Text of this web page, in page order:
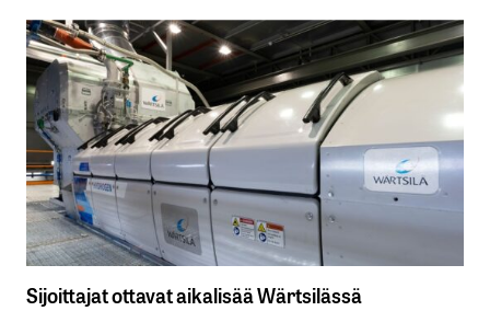
Sijoittajat ottavat aikalisää Wärtsilässä